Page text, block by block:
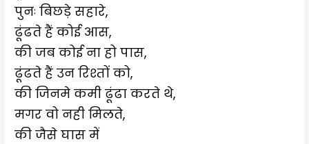
पुनः बिछड़े सहारे,
ढूंढते हैं कोई आस,
की जब कोई ना हो पास,
ढूंढते हैं उन रिश्तों को,
की जिनमे कमी ढूंढा करते थे,
मगर वो नही मिलते,
की जैसे घास में